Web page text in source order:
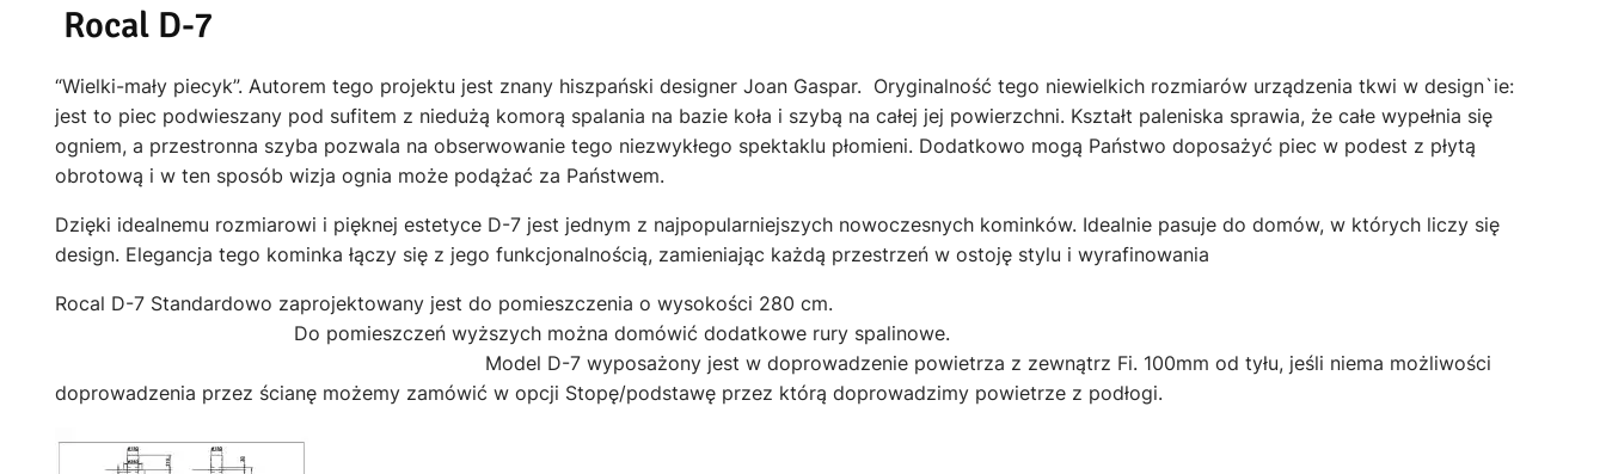
Rocal D-7
“Wielki-mały piecyk”. Autorem tego projektu jest znany hiszpański designer Joan Gaspar. Oryginalność tego niewielkich rozmiarów urządzenia tkwi w design`ie:
jest to piec podwieszany pod sufitem z niedużą komorą spalania na bazie koła i szybą na całej jej powierzchni. Kształt paleniska sprawia, że całe wypełnia się
ogniem, a przestronna szyba pozwala na obserwowanie tego niezwykłego spektaklu płomieni. Dodatkowo mogą Państwo doposażyć piec w podest z płytą
obrotową i w ten sposób wizja ognia może podążać za Państwem.
Dzięki idealnemu rozmiarowi i pięknej estetyce D-7 jest jednym z najpopularniejszych nowoczesnych kominków. Idealnie pasuje do domów, w których liczy się
design. Elegancja tego kominka łączy się z jego funkcjonalnością, zamieniając każdą przestrzeń w ostoję stylu i wyrafinowania
Rocal D-7 Standardowo zaprojektowany jest do pomieszczenia o wysokości 280 cm.
Do pomieszczeń wyższych można domówić dodatkowe rury spalinowe.
Model D-7 wyposażony jest w doprowadzenie powietrza z zewnątrz Fi. 100mm od tyłu, jeśli niema możliwości
doprowadzenia przez ścianę możemy zamówić w opcji Stopę/podstawę przez którą doprowadzimy powietrze z podłogi.